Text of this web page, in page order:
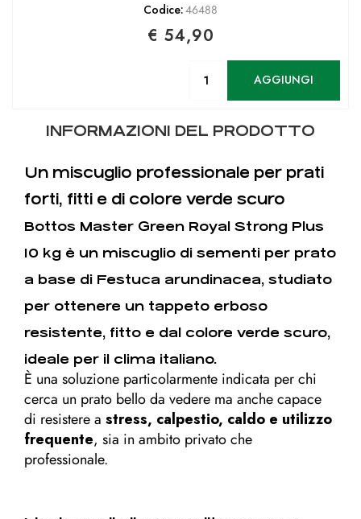
Codice:46488
€ 54,90
AGGIUNGI
INFORMAZIONI DEL PRODOTTO
Un miscuglio professionale per prati
forti, fitti e di colore verde scuro
Bottos Master Green Royal Strong Plus
10 kg è un miscuglio di sementi per prato
a base di Festuca arundinacea, studiato
per ottenere un tappeto erboso
resistente, fitto e dal colore verde scuro,
ideale per il clima italiano.
È una soluzione particolarmente indicata per chi
cerca un prato bello da vedere ma anche capace
di resistere a stress, calpestio, caldo e utilizzo
frequente, sia in ambito privato che
professionale.